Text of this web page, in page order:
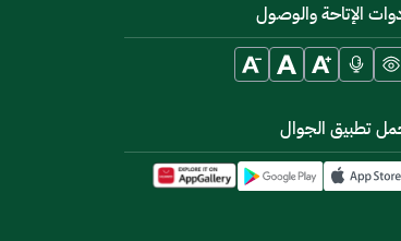
الإتاحة والوصول
تطبيق الجوال